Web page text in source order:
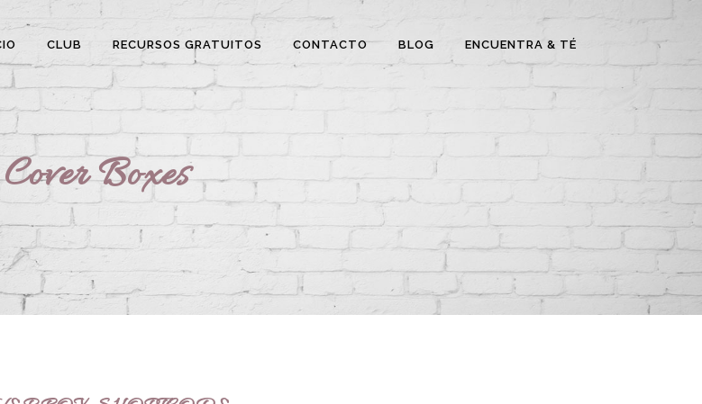
CLUB RECURSOS GRATUITOS CONTACTO BLOG ENCUENTRA & TÉ
Cover Boxes